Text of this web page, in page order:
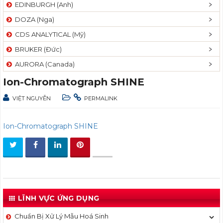
EDINBURGH (Anh)
DOZA (Nga)
CDS ANALYTICAL (Mỹ)
BRUKER (Đức)
AURORA (Canada)
Ion-Chromatograph SHINE
VIỆT NGUYỄN PERMALINK
Ion-Chromatograph SHINE
LĨNH VỰC ỨNG DỤNG
Chuẩn Bị Xử Lý Mẫu Hoá Sinh